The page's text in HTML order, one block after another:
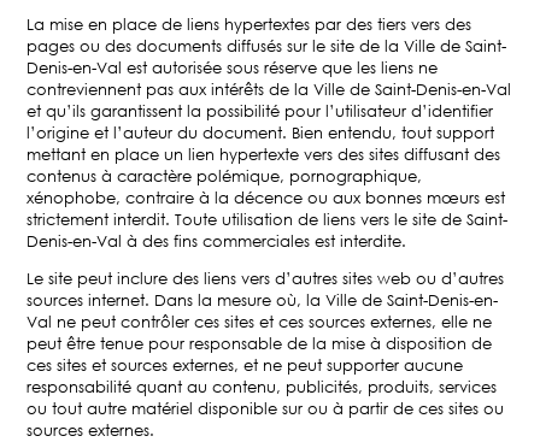
La mise en place de liens hypertextes par des tiers vers des
pages ou des documents diffusés sur le site de la Ville de Saint-
Denis-en-Val est autorisée sous réserve que les liens ne
contreviennent pas aux intérêts de la Ville de Saint-Denis-en-Val
et qu’ils garantissent la possibilité pour l’utilisateur d’identifier
l’origine et l’auteur du document. Bien entendu, tout support
mettant en place un lien hypertexte vers des sites diffusant des
contenus à caractère polémique, pornographique,
xénophobe, contraire à la décence ou aux bonnes mœurs est
strictement interdit. Toute utilisation de liens vers le site de Saint-
Denis-en-Val à des fins commerciales est interdite.
Le site peut inclure des liens vers d’autres sites web ou d’autres
sources internet. Dans la mesure où, la Ville de Saint-Denis-en-
Val ne peut contrôler ces sites et ces sources externes, elle ne
peut être tenue pour responsable de la mise à disposition de
ces sites et sources externes, et ne peut supporter aucune
responsabilité quant au contenu, publicités, produits, services
ou tout autre matériel disponible sur ou à partir de ces sites ou
sources externes.